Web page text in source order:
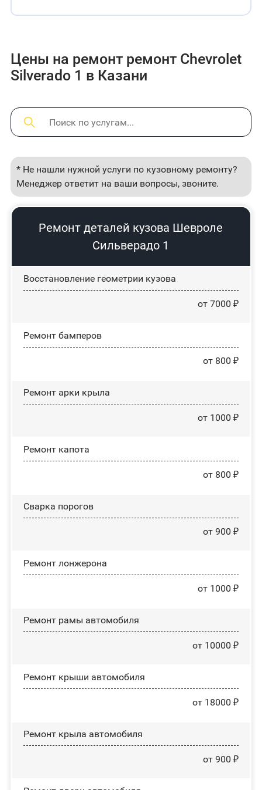
Цены на ремонт ремонт Chevrolet
Silverado 1 в Казани
* Не нашли нужной услуги по кузовному ремонту?
Менеджер ответит на ваши вопросы, звоните.
Ремонт деталей кузова Шевроле
Сильверадо 1
Восстановление геометрии кузова
от 7000 ₽
Ремонт бамперов
от 800 ₽
Ремонт арки крыла
от 1000 ₽
Ремонт капота
от 800 ₽
Сварка порогов
от 900 ₽
Ремонт лонжерона
от 1000 ₽
Ремонт рамы автомобиля
от 10000 ₽
Ремонт крыши автомобиля
от 18000 ₽
Ремонт крыла автомобиля
от 900 ₽